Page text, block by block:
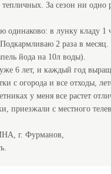
тепличных. За сезон ни одно
одинаково: в лунку кладу 1
2 раза в
йода на 10л воды).
6 лет, и каждый год
с огорода и все отходы,
у меня все растет
приезжали с местного
г. Фурманов,